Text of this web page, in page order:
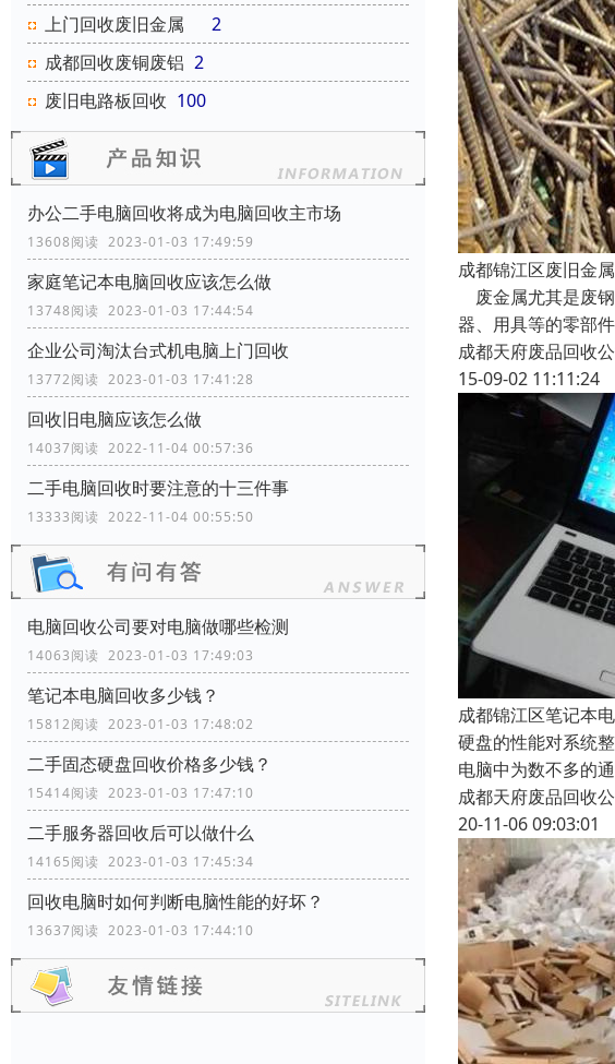
上门回收废旧金属
2
成都回收废铜废铝 2
废旧电路板回收 100
办公二手电脑回收将成为电脑回收主市场
13608阅读 2023-01-03 17:49:59
家庭笔记本电脑回收应该怎么做
13748阅读 2023-01-03 17:44:54
企业公司淘汰台式机电脑上门回收
13772阅读 2023-01-03 17:41:28
回收旧电脑应该怎么做
14037阅读 2022-11-04 00:57:36
二手电脑回收时要注意的十三件事
13333阅读 2022-11-04 00:55:50
电脑回收公司要对电脑做哪些检测
14063阅读 2023-01-03 17:49:03
笔记本电脑回收多少钱？
15812阅读 2023-01-03 17:48:02
二手固态硬盘回收价格多少钱？
15414阅读 2023-01-03 17:47:10
二手服务器回收后可以做什么
14165阅读 2023-01-03 17:45:34
回收电脑时如何判断电脑性能的好坏？
13637阅读 2023-01-03 17:44:10
成都锦江区废旧金
废金属尤其是废
器、用具等的零部
成都天府废品回收
15-09-02 11:11:24
成都锦江区笔记本
硬盘的性能对系统
电脑中为数不多的
成都天府废品回收
20-11-06 09:03:01